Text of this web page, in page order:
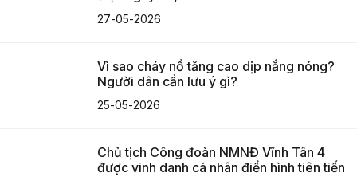
27-05-2026
Vì sao cháy nổ tăng cao dịp nắng nóng?
Người dân cần lưu ý gì?
25-05-2026
Chủ tịch Công đoàn NMNĐ Vĩnh Tân 4
được vinh danh cá nhân điển hình tiên tiến